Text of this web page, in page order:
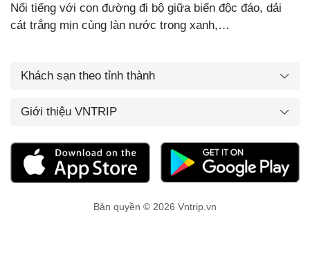
Nổi tiếng với con đường đi bộ giữa biển độc đáo, dải
cát trắng mịn cùng làn nước trong xanh,…
Khách sạn theo tỉnh thành
Giới thiệu VNTRIP
Bản quyền © 2026 Vntrip.vn